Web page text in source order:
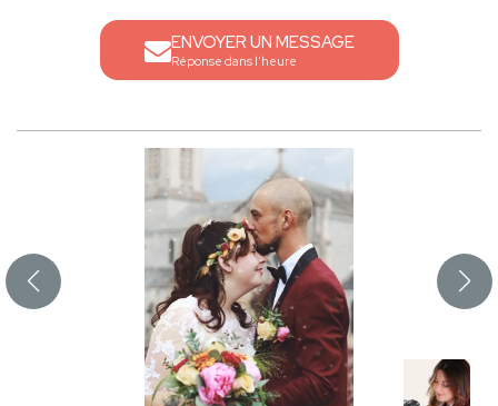
ENVOYER UN MESSAGE
Réponse dans l'heure